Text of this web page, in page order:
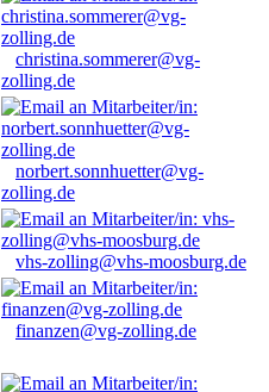
christina.sommerer@vg-
zolling.de
norbert.sonnhuetter@vg-
zolling.de
vhs-zolling@vhs-moosburg.de
finanzen@vg-zolling.de